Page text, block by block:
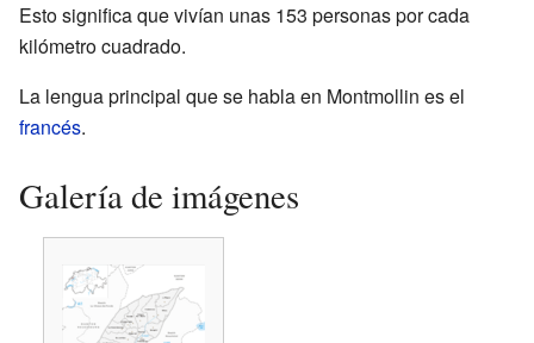
Esto significa que vivían unas 153 personas por cada
kilómetro cuadrado.
La lengua principal que se habla en Montmollin es el
francés.
Galería de imágenes